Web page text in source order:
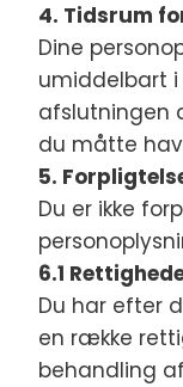
4. Tidsrum
Dine
umiddelbart
afslutningen
du måtte
5.
Du er ikke
6.1
Du har efter
en række
behandling